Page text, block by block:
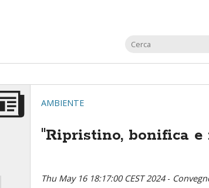
AMBIENTE
"Ripristino, bonifica
Thu May 16 18:17:00 CEST 2024-